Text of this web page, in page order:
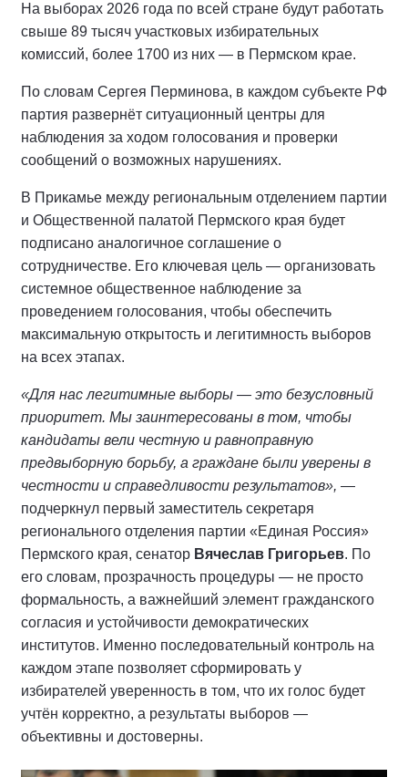
На выборах 2026 года по всей стране будут работать
свыше 89 тысяч участковых избирательных
комиссий, более 1700 из них — в Пермском крае.
По словам Сергея Перминова, в каждом субъекте РФ
партия развернёт ситуационный центры для
наблюдения за ходом голосования и проверки
сообщений о возможных нарушениях.
В Прикамье между региональным отделением партии
и Общественной палатой Пермского края будет
подписано аналогичное соглашение о
сотрудничестве. Его ключевая цель — организовать
системное общественное наблюдение за
проведением голосования, чтобы обеспечить
максимальную открытость и легитимность выборов
на всех этапах.
«Для нас легитимные выборы — это безусловный
приоритет. Мы заинтересованы в том, чтобы
кандидаты вели честную и равноправную
предвыборную борьбу, а граждане были уверены в
честности и справедливости результатов», —
подчеркнул первый заместитель секретаря
регионального отделения партии «Единая Россия»
Пермского края, сенатор Вячеслав Григорьев. По
его словам, прозрачность процедуры — не просто
формальность, а важнейший элемент гражданского
согласия и устойчивости демократических
институтов. Именно последовательный контроль на
каждом этапе позволяет сформировать у
избирателей уверенность в том, что их голос будет
учтён корректно, а результаты выборов —
объективны и достоверны.